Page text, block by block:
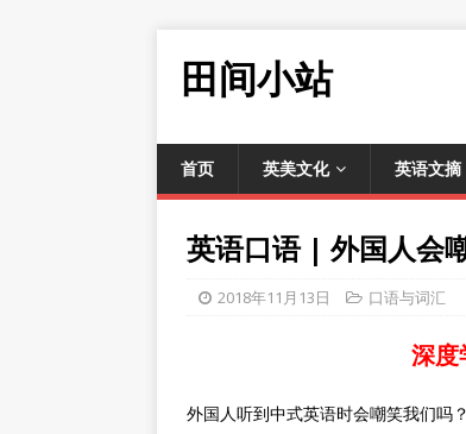
田间小站
首页 英美文化 英语文摘
英语口语 | 外国人会
2018年11月13日 口语与词汇
深度
外国人听到中式英语时会嘲笑我们吗